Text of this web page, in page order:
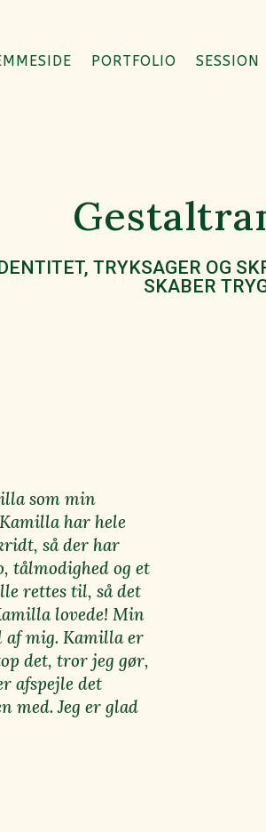
PORTFOLIO SESSION
TRYKSAGER OG
SKABER
som min
har hele
så der har
tålmodighed og et
rettes til, så det
lovede! Min
af mig. Kamilla er
det, tror jeg gør,
afspejle det
med. Jeg er glad